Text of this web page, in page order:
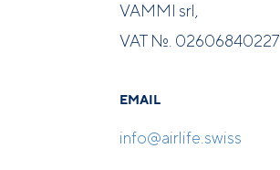
VAMMI srl,
VAT №. 02606840227
EMAIL
info@airlife.swiss